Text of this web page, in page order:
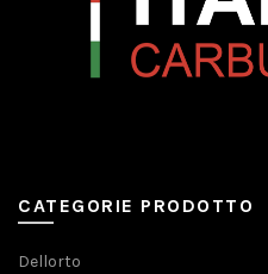
CATEGORIE PRODOTTO
Dellorto